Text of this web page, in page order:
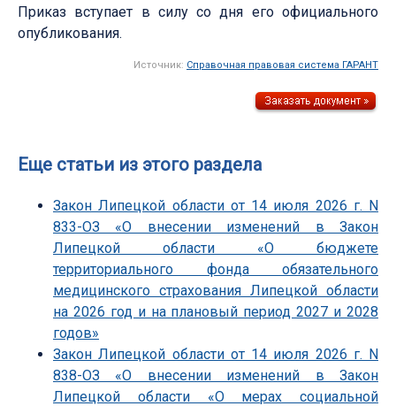
Приказ вступает в силу со дня его официального
опубликования.
Источник: Справочная правовая система ГАРАНТ
Еще статьи из этого раздела
Закон Липецкой области от 14 июля 2026 г. N
833-ОЗ «О внесении изменений в Закон
Липецкой области «О бюджете
территориального фонда обязательного
медицинского страхования Липецкой области
на 2026 год и на плановый период 2027 и 2028
годов»
Закон Липецкой области от 14 июля 2026 г. N
838-ОЗ «О внесении изменений в Закон
Липецкой области «О мерах социальной